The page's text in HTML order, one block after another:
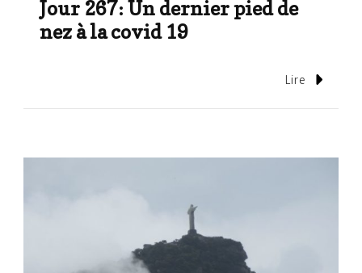
Jour 267: Un dernier pied de
nez à la covid 19
Lire